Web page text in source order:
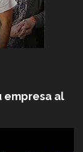
empresa al